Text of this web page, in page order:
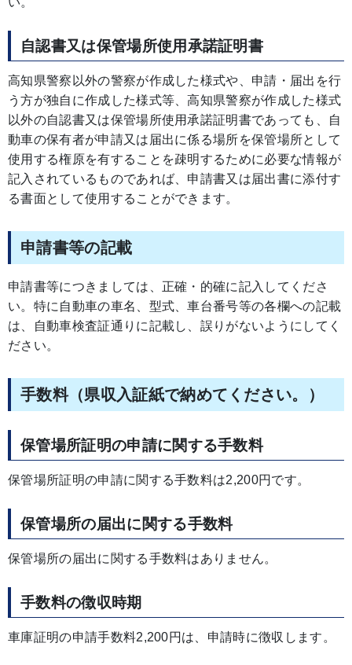
自認書又は保管場所使用承諾証明書
高知県警察以外の警察が作成した様式や、申請・届出を行
う方が独自に作成した様式等、高知県警察が作成した様式
以外の自認書又は保管場所使用承諾証明書であっても、自
動車の保有者が申請又は届出に係る場所を保管場所として
使用する権原を有することを疎明するために必要な情報が
記入されているものであれば、申請書又は届出書に添付す
る書面として使用することができます。
申請書等の記載
申請書等につきましては、正確・的確に記入してくださ
い。特に自動車の車名、型式、車台番号等の各欄への記載
は、自動車検査証通りに記載し、誤りがないようにしてく
ださい。
手数料（県収入証紙で納めてください。）
保管場所証明の申請に関する手数料
保管場所証明の申請に関する手数料は2,200円です。
保管場所の届出に関する手数料
保管場所の届出に関する手数料はありません。
手数料の徴収時期
車庫証明の申請手数料2,200円は、申請時に徴収します。